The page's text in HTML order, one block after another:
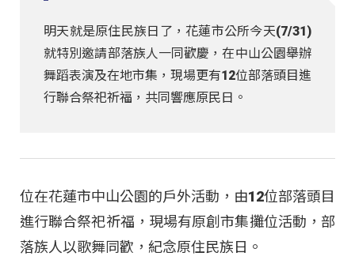
明天就是原住民族日了，花蓮市公所今天(7/31)
就特別邀請部落族人一同歡慶，在中山公園舉辦
舞蹈表演及在地市集，現場更有12位部落頭目進
行聯合祭祀祈福，共同響應原民日。
位在花蓮市中山公園的戶外活動，由12位部落頭目
進行聯合祭祀祈福，現場有原創市集攤位活動，部
落族人以歌舞同歡，紀念原住民族日。